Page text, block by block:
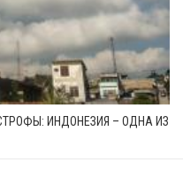
ИНДОНЕЗИЯ – ОДНА ИЗ